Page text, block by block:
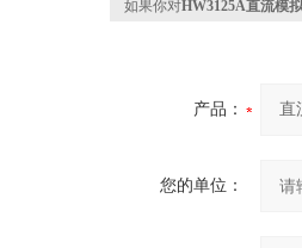
如果你对HW3125A直流模
产品：
您的单位：